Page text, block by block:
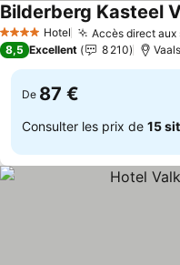
4 Étoiles Hotel Accès direct aux
Bilderberg Kasteel
8,5 Excellent 8 210 Vaals
De 87 €
Consulter les prix de 15